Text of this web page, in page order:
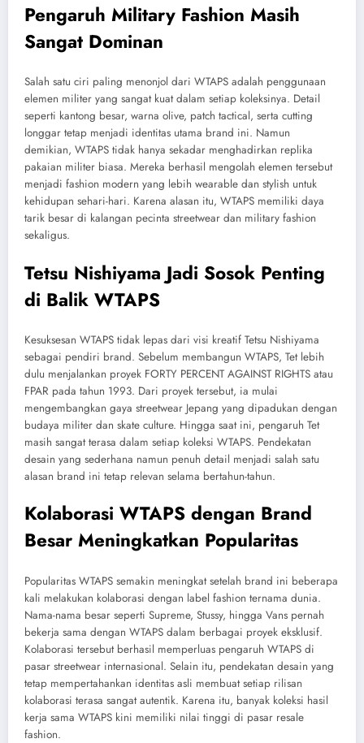
Pengaruh Military Fashion Masih
Sangat Dominan
Salah satu ciri paling menonjol dari WTAPS adalah penggunaan
elemen militer yang sangat kuat dalam setiap koleksinya. Detail
seperti kantong besar, warna olive, patch tactical, serta cutting
longgar tetap menjadi identitas utama brand ini. Namun
demikian, WTAPS tidak hanya sekadar menghadirkan replika
pakaian militer biasa. Mereka berhasil mengolah elemen tersebut
menjadi fashion modern yang lebih wearable dan stylish untuk
kehidupan sehari-hari. Karena alasan itu, WTAPS memiliki daya
tarik besar di kalangan pecinta streetwear dan military fashion
sekaligus.
Tetsu Nishiyama Jadi Sosok Penting
di Balik WTAPS
Kesuksesan WTAPS tidak lepas dari visi kreatif Tetsu Nishiyama
sebagai pendiri brand. Sebelum membangun WTAPS, Tet lebih
dulu menjalankan proyek FORTY PERCENT AGAINST RIGHTS atau
FPAR pada tahun 1993. Dari proyek tersebut, ia mulai
mengembangkan gaya streetwear Jepang yang dipadukan dengan
budaya militer dan skate culture. Hingga saat ini, pengaruh Tet
masih sangat terasa dalam setiap koleksi WTAPS. Pendekatan
desain yang sederhana namun penuh detail menjadi salah satu
alasan brand ini tetap relevan selama bertahun-tahun.
Kolaborasi WTAPS dengan Brand
Besar Meningkatkan Popularitas
Popularitas WTAPS semakin meningkat setelah brand ini beberapa
kali melakukan kolaborasi dengan label fashion ternama dunia.
Nama-nama besar seperti Supreme, Stussy, hingga Vans pernah
bekerja sama dengan WTAPS dalam berbagai proyek eksklusif.
Kolaborasi tersebut berhasil memperluas pengaruh WTAPS di
pasar streetwear internasional. Selain itu, pendekatan desain yang
tetap mempertahankan identitas asli membuat setiap rilisan
kolaborasi terasa sangat autentik. Karena itu, banyak koleksi hasil
kerja sama WTAPS kini memiliki nilai tinggi di pasar resale
fashion.